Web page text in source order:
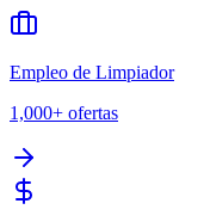
Empleo de Limpiador
1,000+ ofertas